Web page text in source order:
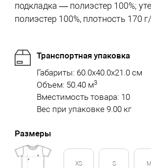
подкладка — полиэстер 100%;
полиэстер 100%, плотность 170
Транспортная упаковка
Габариты: 60.0x40.0x21.0 см
Объем: 50.40 м3
Вместимость товара: 10
Вес при упаковке 9.00 кг
Размеры
XS S M